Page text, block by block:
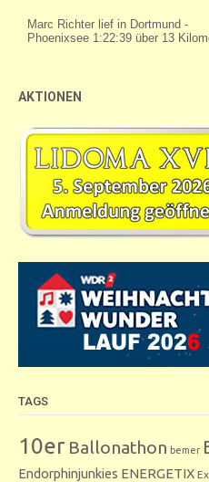
AKTIONEN
TAGS
10er Ballonathon bemer
Endorphinjunkies ENERGETIX